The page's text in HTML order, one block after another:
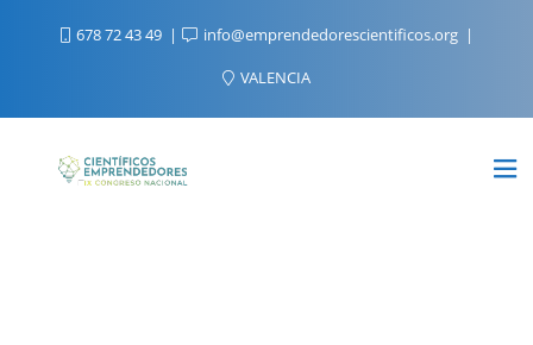
678 72 43 49
info@emprendedorescientificos.org
VALENCIA